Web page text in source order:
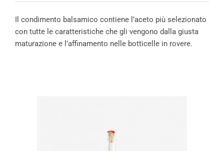
Il condimento balsamico contiene l’aceto più selezionato
con tutte le caratteristiche che gli vengono dalla giusta
maturazione e l’affinamento nelle botticelle in rovere.